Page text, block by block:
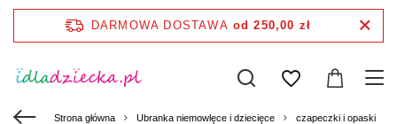
DARMOWA DOSTAWA od 250,00 zł
Strona główna Ubranka niemowlęce i dziecięce czapeczki i opaski